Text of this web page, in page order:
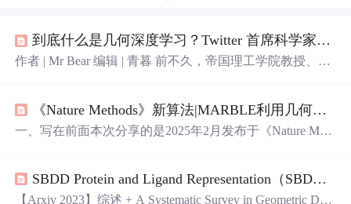
到底什么是几何深度学习？Twitter 首席科学家Bronstein深度解读
作者 | Mr Bear 编辑 | 青暮 前不久，帝国理工学院教授、Tw
GNNs、LSTMs、Transformers等典型架构，构建深度学习
的“爱尔兰根纲领”。 AI科技评论曾报道过对Michael Bronst
youtube.co...
《Nature Methods》新算法|MARBLE利用几何深度学习解释神经群体动力学
一、写在前面本次分享的是2025年2月发布于《Nature Meth
在神经科学和机器学习领域交汇的今天，我们不断探索如
何从复杂的神经活动中提取有意义的信息。这篇介绍 MAR
SBDD Protein and Ligand Representation（SBDD蛋白质和配体的表示）
【Arxiv 2023】综述 + A Systematic Survey in Geometric Dee